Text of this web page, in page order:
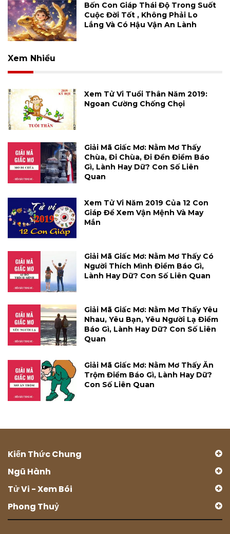
Bốn Con Giáp Thái Độ Trong Suốt
Cuộc Đời Tốt , Không Phải Lo
Lắng Và Có Hậu Vận An Lành
Xem Nhiều
Xem Tử Vi Tuổi Thân Năm 2019:
Ngoan Cường Chống Chọi
Giải Mã Giấc Mơ: Nằm Mơ Thấy
Chùa, Đi Chùa, Đi Đền Điềm Báo
Gì, Lành Hay Dữ? Con Số Liên
Quan
Xem Tử Vi Năm 2019 Của 12 Con
Giáp Để Xem Vận Mệnh Và May
Mắn
Giải Mã Giấc Mơ: Nằm Mơ Thấy Có
Người Thích Mình Điềm Báo Gì,
Lành Hay Dữ? Con Số Liên Quan
Giải Mã Giấc Mơ: Nằm Mơ Thấy Yêu
Nhau, Yêu Bạn, Yêu Người Lạ Điềm
Báo Gì, Lành Hay Dữ? Con Số Liên
Quan
Giải Mã Giấc Mơ: Nằm Mơ Thấy Ăn
Trộm Điềm Báo Gì, Lành Hay Dữ?
Con Số Liên Quan
Kiến Thức Chung
Ngũ Hành
Tử Vi - Xem Bói
Phong Thuỷ